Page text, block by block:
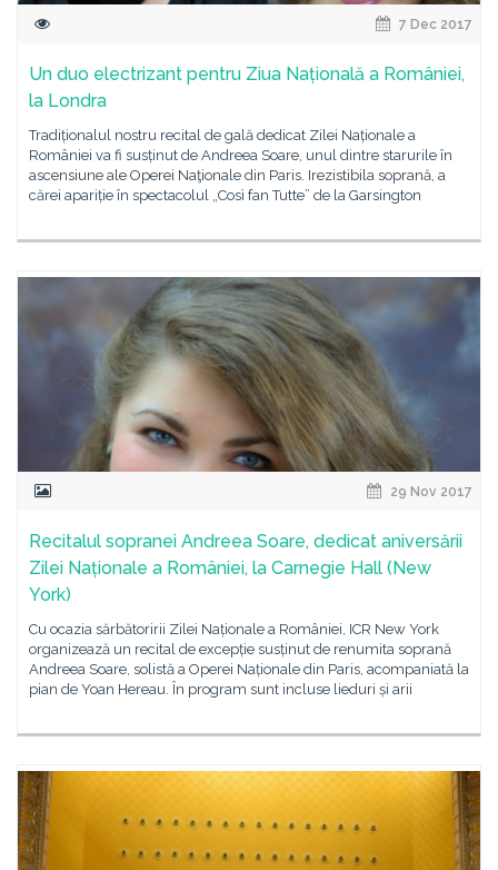
7 Dec 2017
Un duo electrizant pentru Ziua Națională a României,
la Londra
Tradiționalul nostru recital de gală dedicat Zilei Naționale a
României va fi susținut de Andreea Soare, unul dintre starurile în
ascensiune ale Operei Naţionale din Paris. Irezistibila soprană, a
cărei apariție în spectacolul „Così fan Tutte” de la Garsington
29 Nov 2017
Recitalul sopranei Andreea Soare, dedicat aniversării
Zilei Naționale a României, la Carnegie Hall (New
York)
Cu ocazia sărbătoririi Zilei Naționale a României, ICR New York
organizează un recital de excepție susținut de renumita soprană
Andreea Soare, solistă a Operei Naționale din Paris, acompaniată la
pian de Yoan Hereau. În program sunt incluse lieduri și arii